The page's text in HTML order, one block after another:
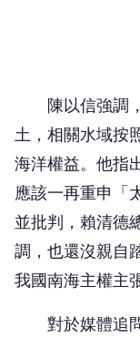
陳以信強調，
土，相關水域按
海洋權益。他指
應該一再重申「
並批判，賴清德
調，也還沒親自
我國南海主權主
對於媒體追問